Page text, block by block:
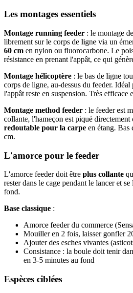
Les montages essentiels
Montage running feeder : le montage
librement sur le corps de ligne via un
60 cm en nylon ou fluorocarbone. Le
résistance en prenant l'appât, ce qui
Montage hélicoptère : le bas de ligne
corps de ligne, au-dessus du feeder. Idéal
l'appât reste en suspension. Très efficace
Montage method feeder : le feeder est
collante, l'hameçon est piqué
redoutable pour la carpe en étang. Bas
cm.
L'amorce pour le feeder
L'amorce feeder doit être plus collante
rester dans le cage pendant le lancer et
fond.
Base classique :
Amorce feeder du commerce
Mouiller en 2 fois, laisser gonfler
Ajouter des esches vivantes
Consistance : la boule doit tenir
en 3-5 minutes au fond
Espèces ciblées